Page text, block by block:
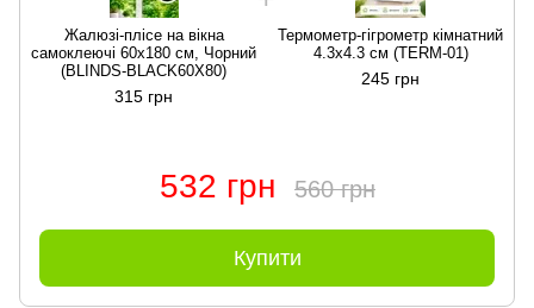
Жалюзі-плісе на вікна
самоклеючі 60x180 см, Чорний
(BLINDS-BLACK60X80)
315 грн
Термометр-гігрометр кімнатний
4.3х4.3 см (TERM-01)
245 грн
532 грн 560 грн
Купити